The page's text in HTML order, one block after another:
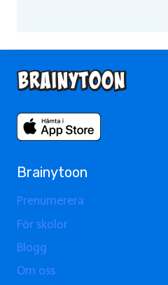
Brainytoon
Prenumerera
För skolor
Blogg
Om oss